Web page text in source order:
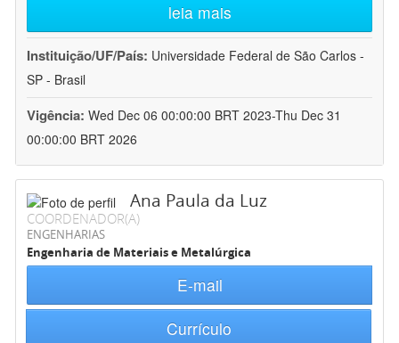
leia mais
Instituição/UF/País: Universidade Federal de São Carlos -
SP - Brasil
Vigência: Wed Dec 06 00:00:00 BRT 2023-Thu Dec 31
00:00:00 BRT 2026
Ana Paula da Luz
COORDENADOR(A)
ENGENHARIAS
Engenharia de Materiais e Metalúrgica
E-mail
Currículo